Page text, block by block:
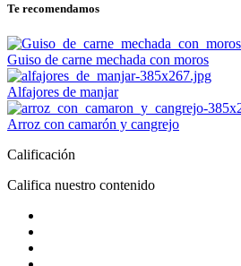
Te recomendamos
Guiso de carne mechada con moros
Alfajores de manjar
Arroz con camarón y cangrejo
Calificación
Califica nuestro contenido